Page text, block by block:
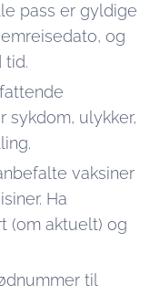
pass er gyldige
og
tid.
sykdom, ulykker,
vaksiner
Ha
(om aktuelt) og
til